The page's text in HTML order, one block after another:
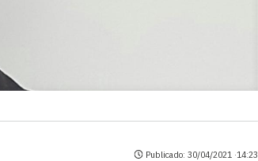
Publicado: 30/04/2021 ·14:23